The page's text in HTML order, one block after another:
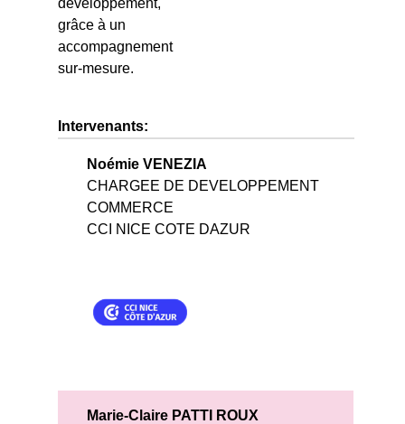
grâce à un
accompagnement
sur-mesure.
Intervenants:
Noémie VENEZIA
CHARGEE DE DEVELOPPEMENT
COMMERCE
CCI NICE COTE DAZUR
Marie-Claire PATTI ROUX